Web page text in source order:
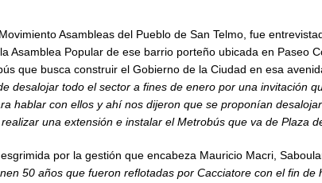
Asambleas del Pueblo de San Telmo, fue
Asamblea Popular de ese barrio porteño ubicada en Paseo
que busca construir el Gobierno de la Ciudad en esa
desalojar todo el sector a fines de enero por una invitación
hablar con ellos y ahí nos dijeron que se proponían
una extensión e instalar el Metrobús que va de Plaza
por la gestión que encabeza Mauricio Macri,
50 años que fueron reflotadas por Cacciatore con el fin de